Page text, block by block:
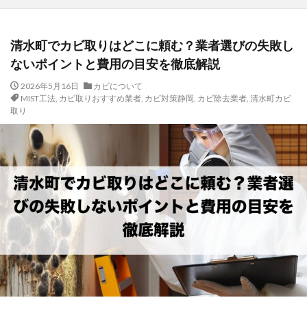
清水町でカビ取りはどこに頼む？業者選びの失敗し
ないポイントと費用の目安を徹底解説
2026年5月16日
カビについて
MIST工法, カビ取りおすすめ業者, カビ対策静岡, カビ除去業者, 清水町カビ
取り